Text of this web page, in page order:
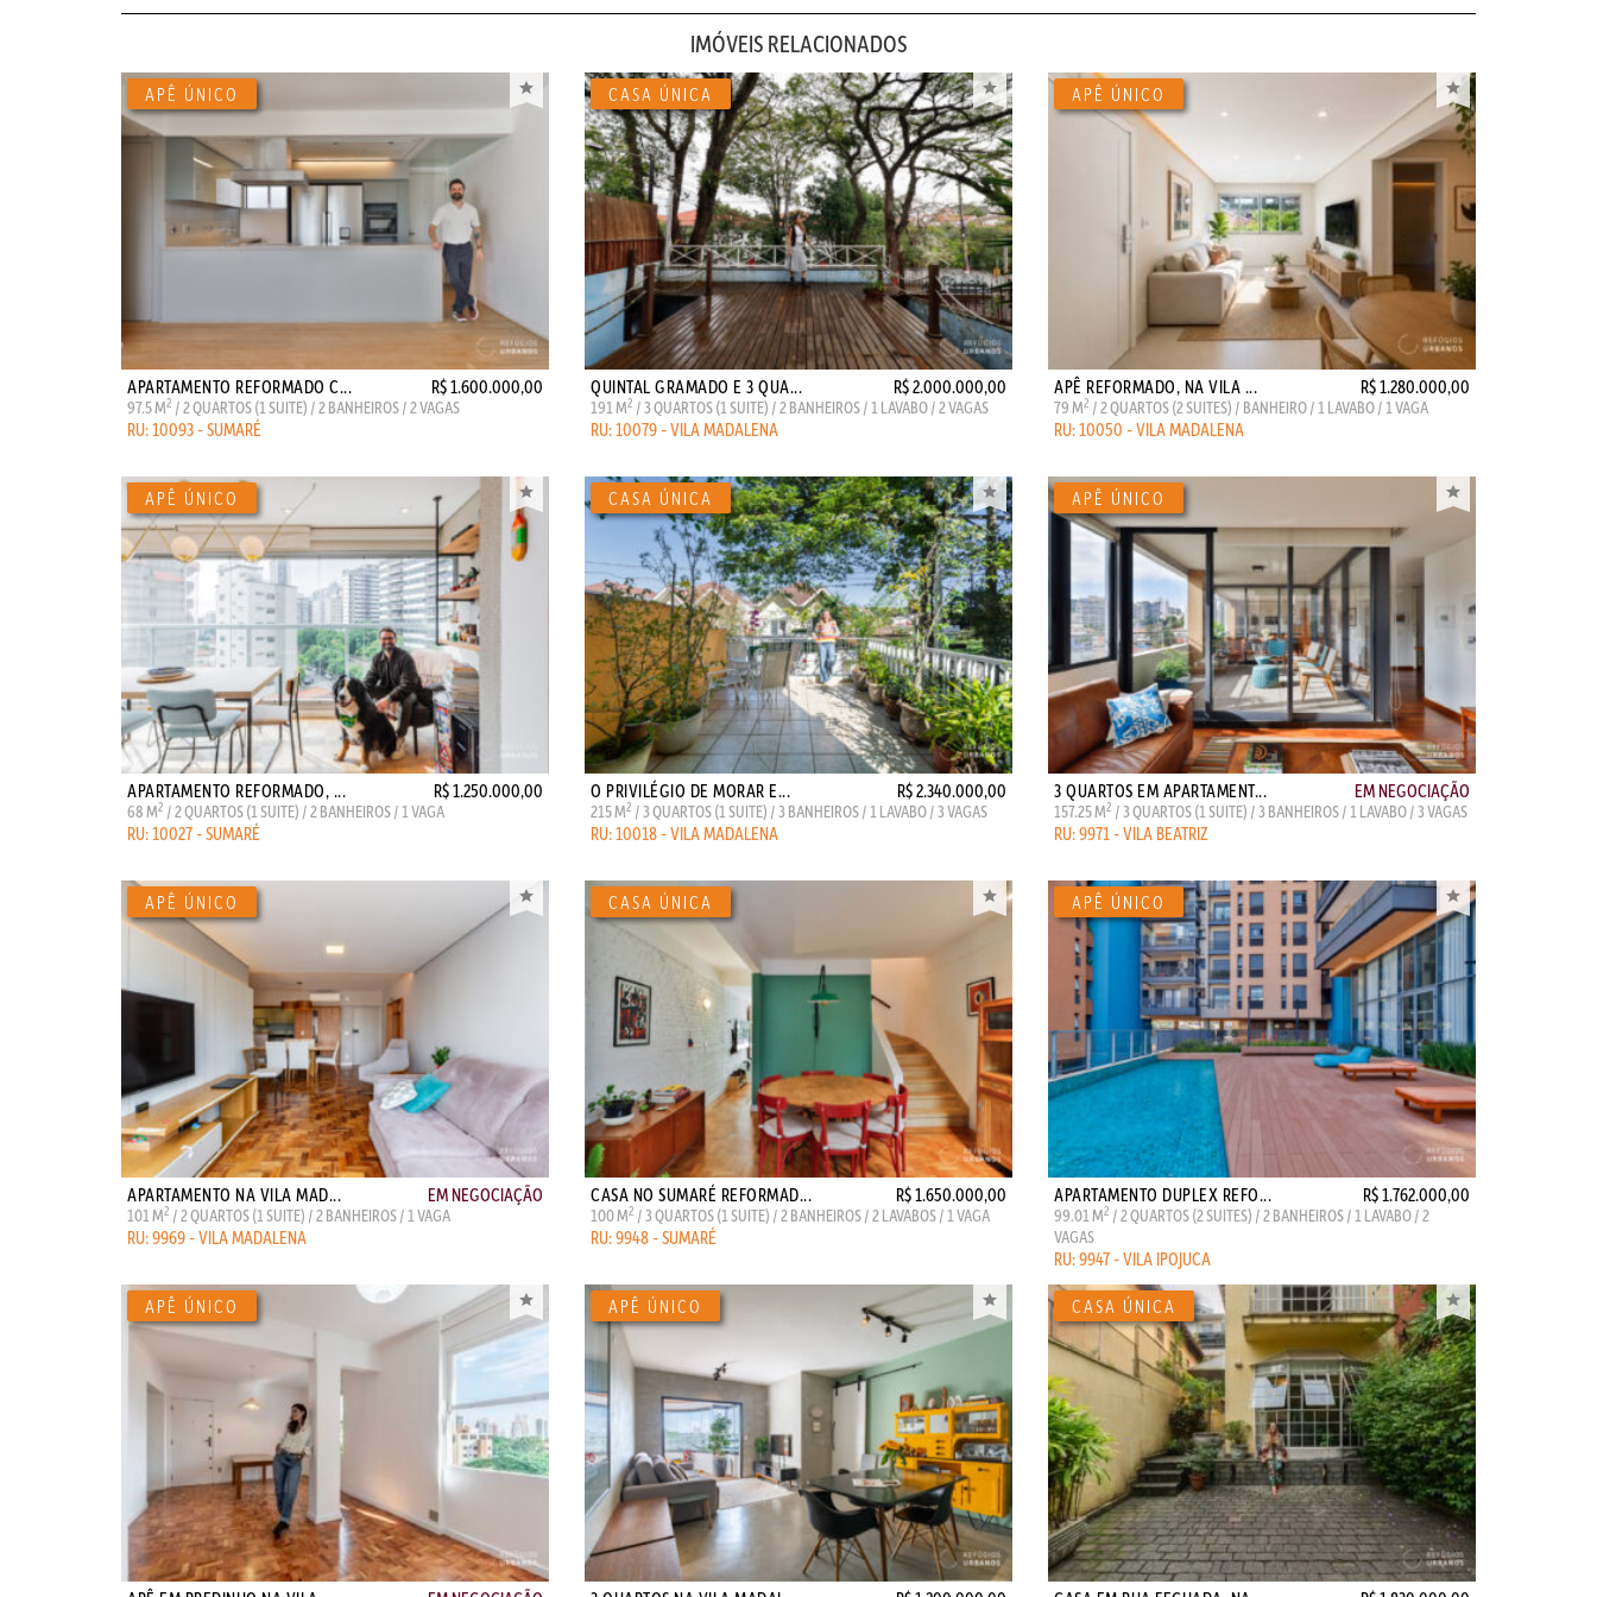
IMÓVEIS RELACIONADOS
APARTAMENTO REFORMADO C... R$ 1.600.000,00
97.5 M2 / 2 QUARTOS (1 SUITE) / 2 BANHEIROS / 2 VAGAS
RU: 10093 - SUMARÉ
QUINTAL GRAMADO E 3 QUA... R$ 2.000.000,00
191 M2 / 3 QUARTOS (1 SUITE) / 2 BANHEIROS / 1 LAVABO / 2 VAGAS
RU: 10079 - VILA MADALENA
APÊ REFORMADO, NA VILA ... R$ 1.280.000,00
79 M2 / 2 QUARTOS (2 SUITES) / BANHEIRO / 1 LAVABO / 1 VAGA
RU: 10050 - VILA MADALENA
APARTAMENTO REFORMADO, ... R$ 1.250.000,00
68 M2 / 2 QUARTOS (1 SUITE) / 2 BANHEIROS / 1 VAGA
RU: 10027 - SUMARÉ
O PRIVILÉGIO DE MORAR E... R$ 2.340.000,00
215 M2 / 3 QUARTOS (1 SUITE) / 3 BANHEIROS / 1 LAVABO / 3 VAGAS
RU: 10018 - VILA MADALENA
3 QUARTOS EM APARTAMENT... EM NEGOCIAÇÃO
157.25 M2 / 3 QUARTOS (1 SUITE) / 3 BANHEIROS / 1 LAVABO / 3 VAGAS
RU: 9971 - VILA BEATRIZ
APARTAMENTO NA VILA MAD... EM NEGOCIAÇÃO
101 M2 / 2 QUARTOS (1 SUITE) / 2 BANHEIROS / 1 VAGA
RU: 9969 - VILA MADALENA
CASA NO SUMARÉ REFORMAD... R$ 1.650.000,00
100 M2 / 3 QUARTOS (1 SUITE) / 2 BANHEIROS / 2 LAVABOS / 1 VAGA
RU: 9948 - SUMARÉ
APARTAMENTO DUPLEX REFO... R$ 1.762.000,00
99.01 M2 / 2 QUARTOS (2 SUITES) / 2 BANHEIROS / 1 LAVABO / 2
VAGAS
RU: 9947 - VILA IPOJUCA